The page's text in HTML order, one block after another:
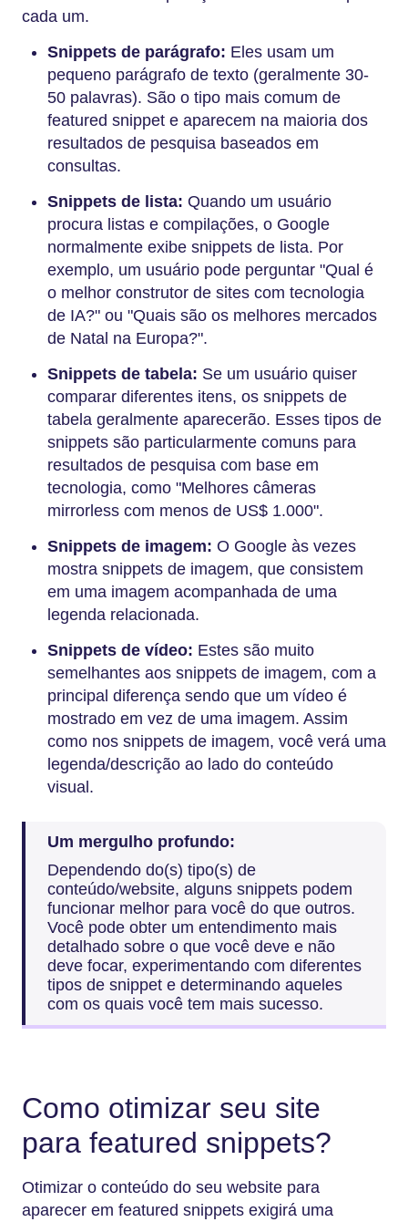
cada um.
Snippets de parágrafo: Eles usam um
pequeno parágrafo de texto (geralmente 30-
50 palavras). São o tipo mais comum de
featured snippet e aparecem na maioria dos
resultados de pesquisa baseados em
consultas.
Snippets de lista: Quando um usuário
procura listas e compilações, o Google
normalmente exibe snippets de lista. Por
exemplo, um usuário pode perguntar "Qual é
o melhor construtor de sites com tecnologia
de IA?" ou "Quais são os melhores mercados
de Natal na Europa?".
Snippets de tabela: Se um usuário quiser
comparar diferentes itens, os snippets de
tabela geralmente aparecerão. Esses tipos de
snippets são particularmente comuns para
resultados de pesquisa com base em
tecnologia, como "Melhores câmeras
mirrorless com menos de US$ 1.000".
Snippets de imagem: O Google às vezes
mostra snippets de imagem, que consistem
em uma imagem acompanhada de uma
legenda relacionada.
Snippets de vídeo: Estes são muito
semelhantes aos snippets de imagem, com a
principal diferença sendo que um vídeo é
mostrado em vez de uma imagem. Assim
como nos snippets de imagem, você verá uma
legenda/descrição ao lado do conteúdo
visual.
Um mergulho profundo:
Dependendo do(s) tipo(s) de
conteúdo/website, alguns snippets podem
funcionar melhor para você do que outros.
Você pode obter um entendimento mais
detalhado sobre o que você deve e não
deve focar, experimentando com diferentes
tipos de snippet e determinando aqueles
com os quais você tem mais sucesso.
Como otimizar seu site
para featured snippets?
Otimizar o conteúdo do seu website para
aparecer em featured snippets exigirá uma